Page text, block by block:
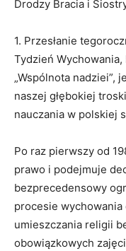
Drodzy Bracia i
1. Przesłanie
Tydzień
„Wspólnota nadziei”,
naszej głębokiej
nauczania w polskiej
Po raz pierwszy od
prawo i podejmuje
bezprecedensowy
procesie wychowania
umieszczania religii
obowiązkowych